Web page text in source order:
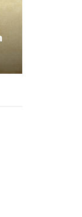
độc đáo -